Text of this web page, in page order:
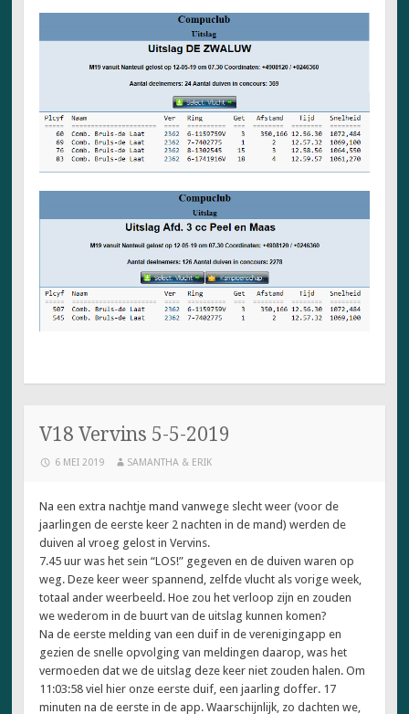
V18 Vervins 5-5-2019
6 MEI 2019 SAMANTHA & ERIK
Na een extra nachtje mand vanwege slecht weer (voor de
jaarlingen de eerste keer 2 nachten in de mand) werden de
duiven al vroeg gelost in Vervins.
7.45 uur was het sein “LOS!” gegeven en de duiven waren op
weg. Deze keer weer spannend, zelfde vlucht als vorige week,
totaal ander weerbeeld. Hoe zou het verloop zijn en zouden
we wederom in de buurt van de uitslag kunnen komen?
Na de eerste melding van een duif in de verenigingapp en
gezien de snelle opvolging van meldingen daarop, was het
vermoeden dat we de uitslag deze keer niet zouden halen. Om
11:03:58 viel hier onze eerste duif, een jaarling doffer. 17
minuten na de eerste in de app. Waarschijnlijk, zo dachten we,